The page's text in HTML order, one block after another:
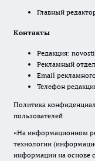
Главный
Контакты
Редакция:
Рекламный
Email
Телефон
Политика
пользователей
«На информационном
технологии
информации на основе